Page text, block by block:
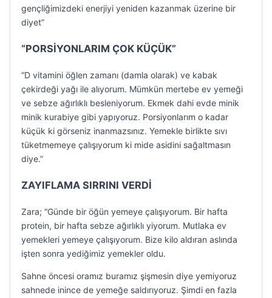
gençliğimizdeki enerjiyi yeniden kazanmak üzerine bir
diyet”
“PORSİYONLARIM ÇOK KÜÇÜK”
“D vitamini öğlen zamanı (damla olarak) ve kabak
çekirdeği yağı ile alıyorum. Mümkün mertebe ev yemeği
ve sebze ağırlıklı besleniyorum. Ekmek dahi evde minik
minik kurabiye gibi yapıyoruz. Porsiyonlarım o kadar
küçük ki görseniz inanmazsınız. Yemekle birlikte sıvı
tüketmemeye çalışıyorum ki mide asidini sağaltmasın
diye.”
ZAYIFLAMA SIRRINI VERDİ
Zara; “Günde bir öğün yemeye çalışıyorum. Bir hafta
protein, bir hafta sebze ağırlıklı yiyorum. Mutlaka ev
yemekleri yemeye çalışıyorum. Bize kilo aldıran aslında
işten sonra yediğimiz yemekler oldu.
Sahne öncesi oramız buramız şişmesin diye yemiyoruz
sahnede inince de yemeğe saldırıyoruz. Şimdi en fazla